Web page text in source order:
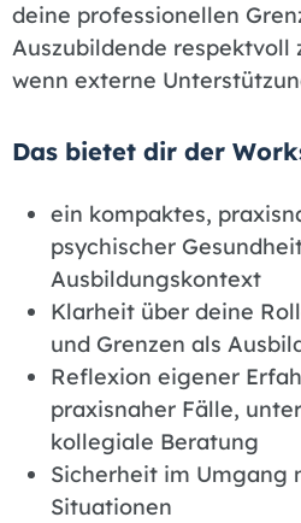
deine professionellen
Auszubildende respektvoll
wenn externe
Das bietet dir der
ein kompaktes,
psychischer
Ausbildungskontext
Klarheit über deine
und Grenzen als
Reflexion eigener
praxisnaher Fälle,
kollegiale Beratung
Sicherheit im Umgang
Situationen